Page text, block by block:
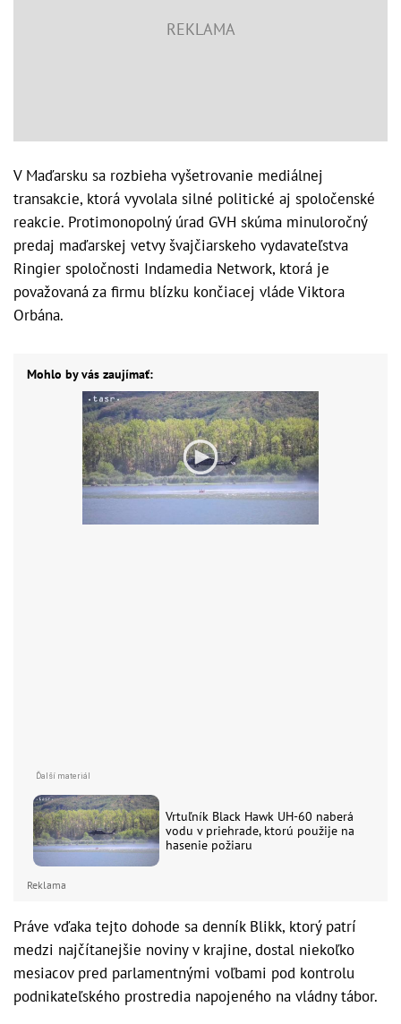
V Maďarsku sa rozbieha vyšetrovanie mediálnej
transakcie, ktorá vyvolala silné politické aj spoločenské
reakcie. Protimonopolný úrad GVH skúma minuloročný
predaj maďarskej vetvy švajčiarskeho vydavateľstva
Ringier spoločnosti Indamedia Network, ktorá je
považovaná za firmu blízku končiacej vláde Viktora
Orbána.
Mohlo by vás zaujímať:
Vrtuľník Black Hawk UH-60 naberá
vodu v priehrade, ktorú použije na
hasenie požiaru
Reklama
Práve vďaka tejto dohode sa denník Blikk, ktorý patrí
medzi najčítanejšie noviny v krajine, dostal niekoľko
mesiacov pred parlamentnými voľbami pod kontrolu
podnikateľského prostredia napojeného na vládny tábor.